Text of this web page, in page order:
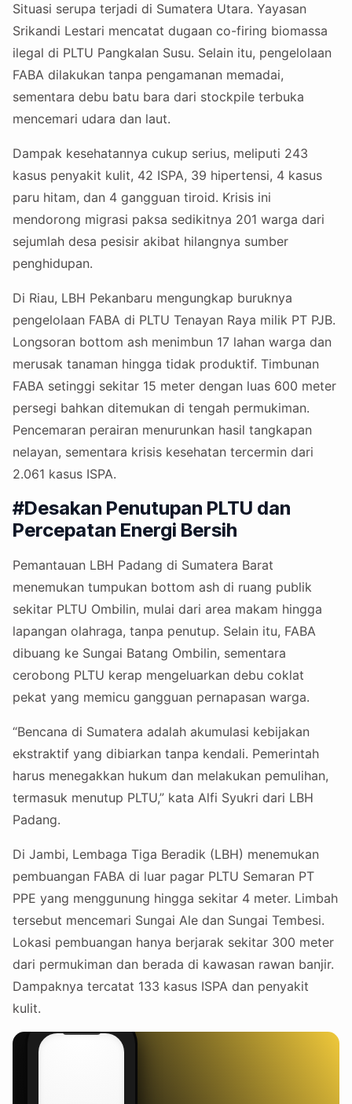
Situasi serupa terjadi di Sumatera Utara. Yayasan
Srikandi Lestari mencatat dugaan co-firing biomassa
ilegal di PLTU Pangkalan Susu. Selain itu, pengelolaan
FABA dilakukan tanpa pengamanan memadai,
sementara debu batu bara dari stockpile terbuka
mencemari udara dan laut.
Dampak kesehatannya cukup serius, meliputi 243
kasus penyakit kulit, 42 ISPA, 39 hipertensi, 4 kasus
paru hitam, dan 4 gangguan tiroid. Krisis ini
mendorong migrasi paksa sedikitnya 201 warga dari
sejumlah desa pesisir akibat hilangnya sumber
penghidupan.
Di Riau, LBH Pekanbaru mengungkap buruknya
pengelolaan FABA di PLTU Tenayan Raya milik PT PJB.
Longsoran bottom ash menimbun 17 lahan warga dan
merusak tanaman hingga tidak produktif. Timbunan
FABA setinggi sekitar 15 meter dengan luas 600 meter
persegi bahkan ditemukan di tengah permukiman.
Pencemaran perairan menurunkan hasil tangkapan
nelayan, sementara krisis kesehatan tercermin dari
2.061 kasus ISPA.
#Desakan Penutupan PLTU dan
Percepatan Energi Bersih
Pemantauan LBH Padang di Sumatera Barat
menemukan tumpukan bottom ash di ruang publik
sekitar PLTU Ombilin, mulai dari area makam hingga
lapangan olahraga, tanpa penutup. Selain itu, FABA
dibuang ke Sungai Batang Ombilin, sementara
cerobong PLTU kerap mengeluarkan debu coklat
pekat yang memicu gangguan pernapasan warga.
“Bencana di Sumatera adalah akumulasi kebijakan
ekstraktif yang dibiarkan tanpa kendali. Pemerintah
harus menegakkan hukum dan melakukan pemulihan,
termasuk menutup PLTU,” kata Alfi Syukri dari LBH
Padang.
Di Jambi, Lembaga Tiga Beradik (LBH) menemukan
pembuangan FABA di luar pagar PLTU Semaran PT
PPE yang menggunung hingga sekitar 4 meter. Limbah
tersebut mencemari Sungai Ale dan Sungai Tembesi.
Lokasi pembuangan hanya berjarak sekitar 300 meter
dari permukiman dan berada di kawasan rawan banjir.
Dampaknya tercatat 133 kasus ISPA dan penyakit
kulit.